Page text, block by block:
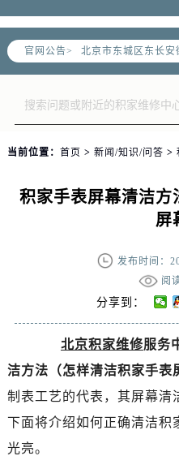
官网公告>
节假日正常营业！
当前位置： 首页 > 新闻/知识/问答 >
积家手表屏幕清洁方
屏
发布时间：
阅
分享到：
北京积家维修服务
洁方法（怎样清洁积家手表
制表工艺的代表，其屏幕清
下面将介绍如何正确清洁积
光亮。